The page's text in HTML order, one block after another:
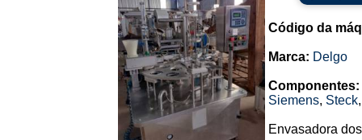
Código da
Marca: Delgo
Componentes:
Siemens, Steck
Envasadora